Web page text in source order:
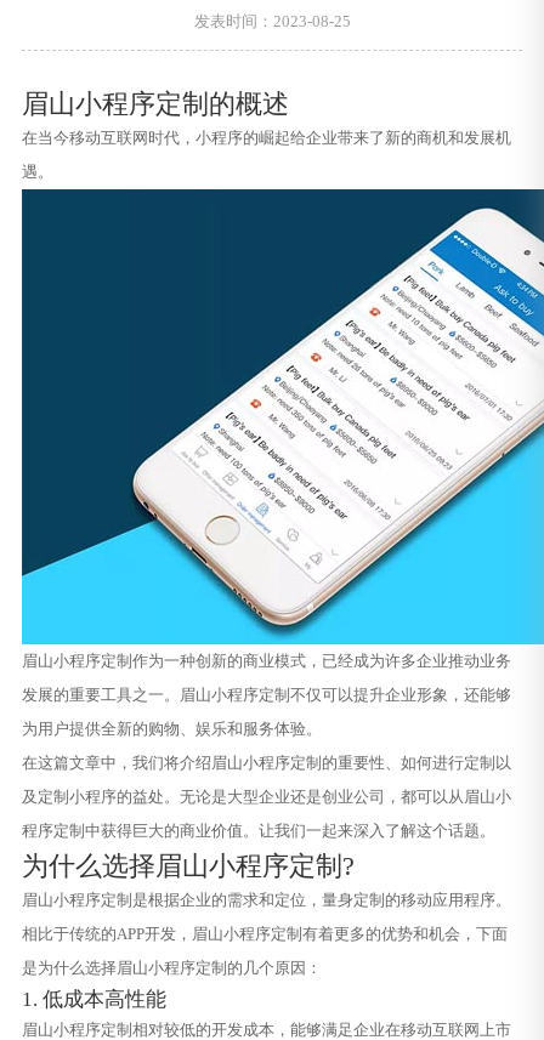
发表时间：2023-08-25
眉山小程序定制的概述
在当今移动互联网时代，小程序的崛起给企业带来了新的商机和发展机
遇。
眉山小程序定制作为一种创新的商业模式，已经成为许多企业推动业务
发展的重要工具之一。眉山小程序定制不仅可以提升企业形象，还能够
为用户提供全新的购物、娱乐和服务体验。
在这篇文章中，我们将介绍眉山小程序定制的重要性、如何进行定制以
及定制小程序的益处。无论是大型企业还是创业公司，都可以从眉山小
程序定制中获得巨大的商业价值。让我们一起来深入了解这个话题。
为什么选择眉山小程序定制?
眉山小程序定制是根据企业的需求和定位，量身定制的移动应用程序。
相比于传统的APP开发，眉山小程序定制有着更多的优势和机会，下面
是为什么选择眉山小程序定制的几个原因：
1. 低成本高性能
眉山小程序定制相对较低的开发成本，能够满足企业在移动互联网上市